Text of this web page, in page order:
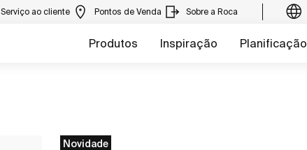
Serviço ao cliente Pontos de Venda Sobre a Roca
Produtos Inspiração Planificação
Novidade